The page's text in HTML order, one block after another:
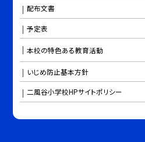
配布文書
予定表
本校の特色ある教育活動
いじめ防止基本方針
二風谷小学校HPサイトポリシー